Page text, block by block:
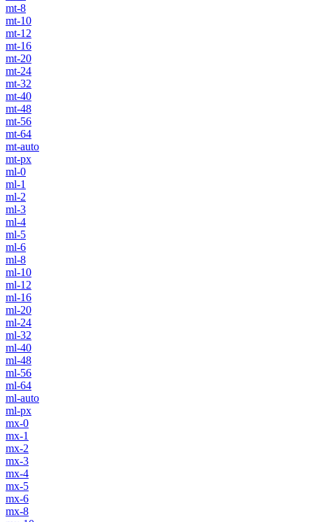
mt-8
mt-10
mt-12
mt-16
mt-20
mt-24
mt-32
mt-40
mt-48
mt-56
mt-64
mt-auto
mt-px
ml-0
ml-1
ml-2
ml-3
ml-4
ml-5
ml-6
ml-8
ml-10
ml-12
ml-16
ml-20
ml-24
ml-32
ml-40
ml-48
ml-56
ml-64
ml-auto
ml-px
mx-0
mx-1
mx-2
mx-3
mx-4
mx-5
mx-6
mx-8